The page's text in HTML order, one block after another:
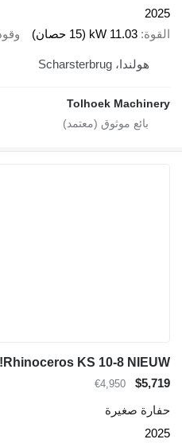
2025
القوة 11.03 kW (15 حصان) وقود
هولندا، Scharsterbrug
Tolhoek Machinery
Rhinoceros KS 10-8 NIEUW!!
$5,719
€4,950
حفارة صغيرة
2025